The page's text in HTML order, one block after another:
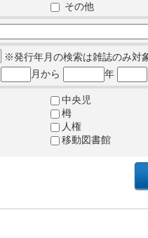
その他
※発行年月の検索は雑誌のみ対
月から 年
中央児
栂
人権
移動図書館